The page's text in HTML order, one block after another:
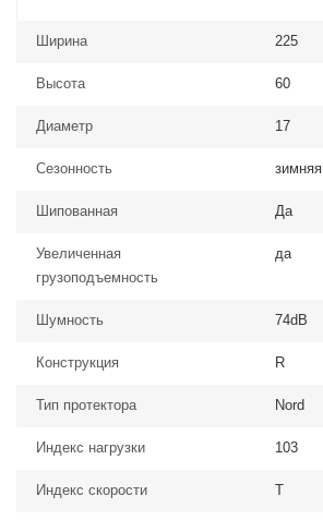
Ширина 225
Высота 60
Диаметр 17
Сезонность зимняя
Шипованная Да
Увеличенная
грузоподъемность
да
Шумность 74dB
Конструкция R
Тип протектора Nord
Индекс нагрузки 103
Индекс скорости T